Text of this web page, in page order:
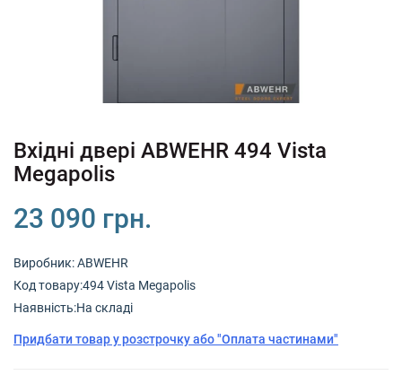
Вхідні двері ABWEHR 494 Vista
Megapolis
23 090 грн.
Виробник:ABWEHR
Код товару:494 Vista Megapolis
Наявність:На складі
Придбати товар у розстрочку або "Оплата частинами"